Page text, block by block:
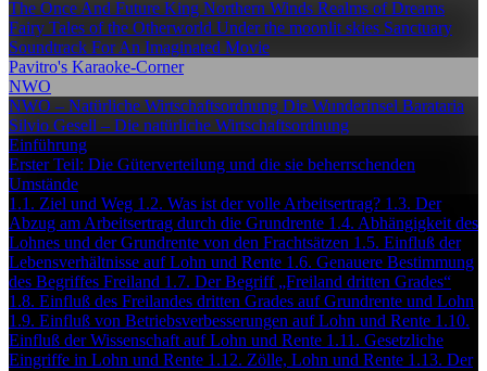
The Once And Future King Northern Winds Realms of Dreams
Fairy Tales of the Otherworld Under the moonlit skies Sanctuary
Soundtrack For An Imaginated Movie
Pavitro's Karaoke-Corner
NWO
NWO – Natürliche Wirtschaftsordnung Die Wunderinsel Barataria
Silvio Gesell – Die natürliche Wirtschaftsordnung
Einführung
Erster Teil: Die Güterverteilung und die sie beherrschenden
Umstände
1.1. Ziel und Weg 1.2. Was ist der volle Arbeitsertrag? 1.3. Der
Abzug am Arbeitsertrag durch die Grundrente 1.4. Abhängigkeit des
Lohnes und der Grundrente von den Frachtsätzen 1.5. Einfluß der
Lebensverhältnisse auf Lohn und Rente 1.6. Genauere Bestimmung
des Begriffes Freiland 1.7. Der Begriff „Freiland dritten Grades“
1.8. Einfluß des Freilandes dritten Grades auf Grundrente und Lohn
1.9. Einfluß von Betriebsverbesserungen auf Lohn und Rente 1.10.
Einfluß der Wissenschaft auf Lohn und Rente 1.11. Gesetzliche
Eingriffe in Lohn und Rente 1.12. Zölle, Lohn und Rente 1.13. Der